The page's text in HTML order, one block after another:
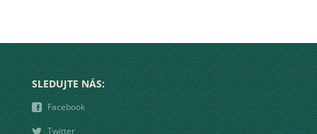
SLEDUJTE NÁS:
❾ Facebook
Twitter